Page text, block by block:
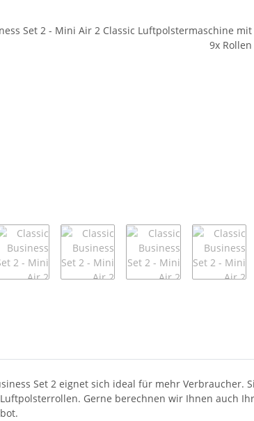
anzeigen
Set 2 eignet sich ideal für mehr
Gerne berechnen wir Ihnen auch